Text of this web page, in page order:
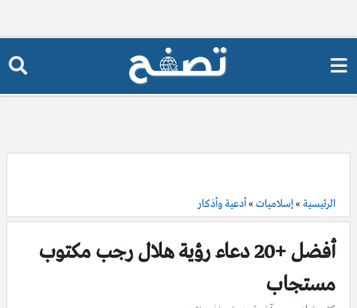
الرئيسية »إسلاميات »أدعية وأذكار
أفضل +20 دعاء رؤية هلال رجب مكتوب
مستجاب